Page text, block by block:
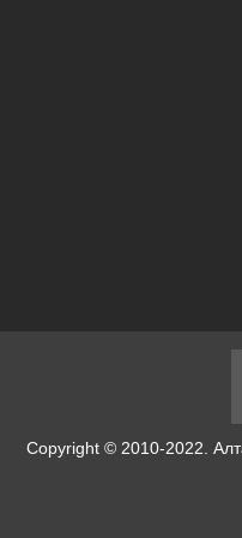
Copyright © 2010-2022.